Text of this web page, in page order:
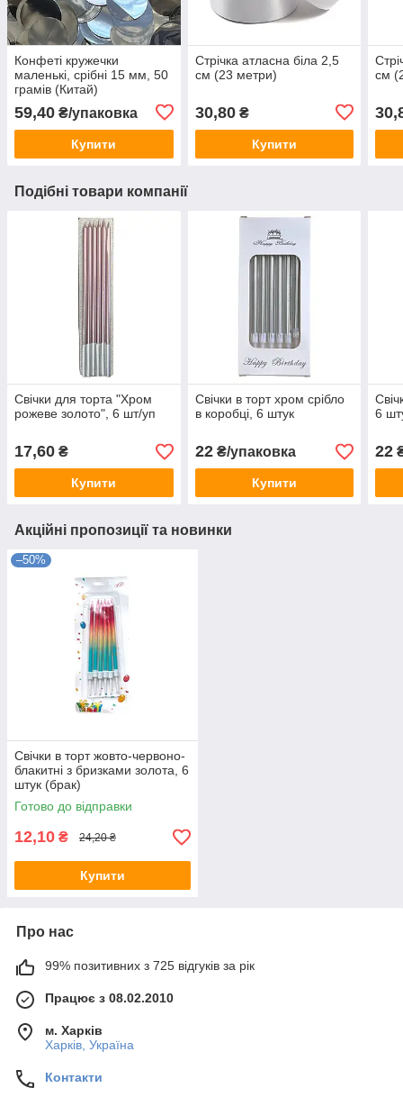
Конфеті кружечки
маленькі, срібні 15 мм, 50
грамів (Китай)
59,40 ₴/упаковка
Купити
Стрічка атласна біла 2,5
см (23 метри)
30,80₴
Купити
см
Подібні товари компанії
Свічки для торта "Хром
рожеве золото", 6 шт/уп
17,60 ₴
Купити
Свічки в торт хром срібло
в коробці, 6 штук
22₴/упаковка
Купити
6
22
Акційні пропозиції та новинки
–50%
Свічки в торт жовто-червоно-
блакитні з бризками золота, 6
штук (брак)
Готово до відправки
12,10 ₴ 24,20 ₴
Купити
Про нас
99% позитивних з 725 відгуків за рік
Працює з 08.02.2010
м. Харків
Харків, Україна
Контакти